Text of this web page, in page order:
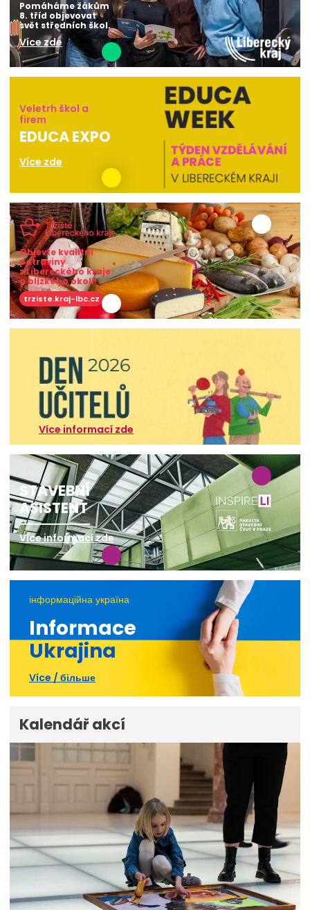
Pomáháme žákům
8. tříd objevovat
svět středních škol.
Více zde
Veletrh škol a
firem
EDUCA EXPO
Více zde
Objevte kvalitní
potraviny
z Libereckého kraje
a blízkého okolí!
trziste.kraj-lbc.cz
Více informací zde
STAVEBNÍ
ASISTENT
Více informací zde
інформаційна україна
Informace
Ukrajina
Více / більше
Kalendář akcí